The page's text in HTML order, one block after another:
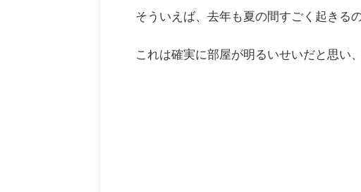
そういえば、去年も夏の間すごく起きる
これは確実に部屋が明るいせいだと思い、